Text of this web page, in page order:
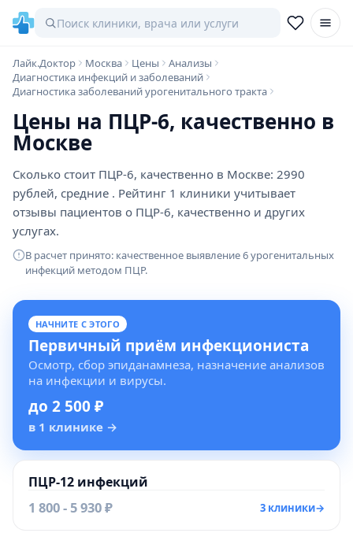
Лайк.Доктор Москва Цены
Анализы
Диагностика инфекций и заболеваний
Диагностика заболеваний урогенитального тракта
Цены на ПЦР-6, качественно в
Москве
Сколько стоит ПЦР-6, качественно в Москве: 2990
рублей, средние . Рейтинг 1 клиники учитывает
отзывы пациентов о ПЦР-6, качественно и других
услугах.
В расчет принято: качественное выявление 6 урогенитальных
инфекций методом ПЦР.
НАЧНИТЕ С ЭТОГО
Первичный приём инфекциониста
Осмотр, сбор эпиданамнеза, назначение анализов
на инфекции и вирусы.
до 2 500 ₽
в 1 клинике →
ПЦР-12 инфекций
1 800 - 5 930 ₽ 3 клиники→